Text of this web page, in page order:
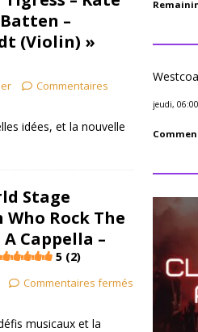
–
(Violin) »
Commentaires
idées, et la nouvelle
Stage
Who Rock The
Cappella –
5 (2)
Commentaires fermés
musicaux et la
jeudi, 06:00